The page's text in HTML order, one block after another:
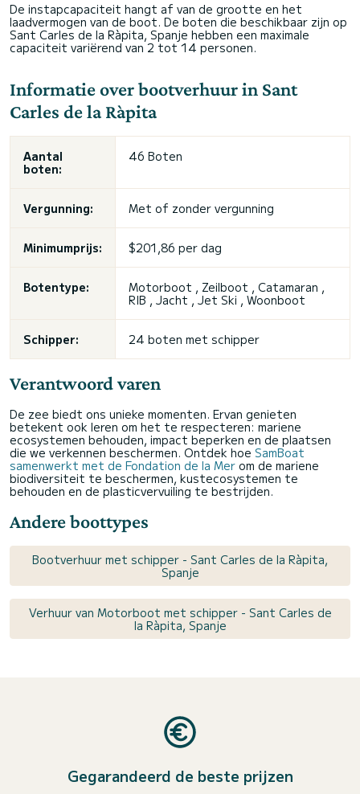
De instapcapaciteit hangt af van de grootte en het
laadvermogen van de boot. De boten die beschikbaar zijn op
Sant Carles de la Ràpita, Spanje hebben een maximale
capaciteit variërend van 2 tot 14 personen.
Informatie over bootverhuur in Sant
Carles de la Ràpita
Aantal
boten:
46 Boten
Vergunning: Met of zonder vergunning
Minimumprijs: $201,86 per dag
Botentype:
Motorboot , Zeilboot , Catamaran ,
RIB , Jacht , Jet Ski , Woonboot
Schipper: 24 boten met schipper
Verantwoord varen
De zee biedt ons unieke momenten. Ervan genieten
betekent ook leren om het te respecteren: mariene
ecosystemen behouden, impact beperken en de plaatsen
die we verkennen beschermen. Ontdek hoe SamBoat
samenwerkt met de Fondation de la Mer om de mariene
biodiversiteit te beschermen, kustecosystemen te
behouden en de plasticvervuiling te bestrijden.
Andere boottypes
Bootverhuur met schipper - Sant Carles de la Ràpita,
Spanje
Verhuur van Motorboot met schipper - Sant Carles de
la Ràpita, Spanje
Gegarandeerd de beste prijzen